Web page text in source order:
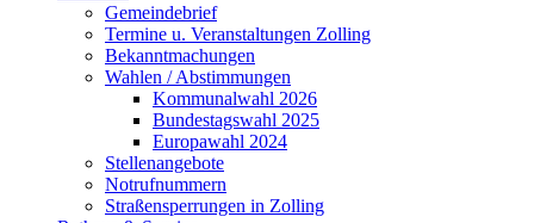
Gemeindebrief
Termine u. Veranstaltungen Zolling
Bekanntmachungen
Wahlen / Abstimmungen
Kommunalwahl 2026
Bundestagswahl 2025
Europawahl 2024
Stellenangebote
Notrufnummern
Straßensperrungen in Zolling